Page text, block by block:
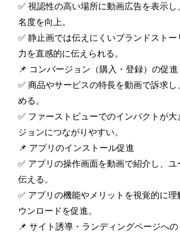
✅ 視認性の高い場所に動画広告を表示し
名度を向上。
✅ 静止画では伝えにくいブランドスト
力を直感的に伝えられる。
📌 コンバージョン（購入・登録）の促進
✅ 商品やサービスの特長を動画で訴求し
める。
✅ ファーストビューでのインパクトが大
ジョンにつながりやすい。
📌 アプリのインストール促進
✅ アプリの操作画面を動画で紹介し、ユ
伝える。
✅ アプリの機能やメリットを視覚的に
ウンロードを促進。
📌 サイト誘導・ランディングページへ